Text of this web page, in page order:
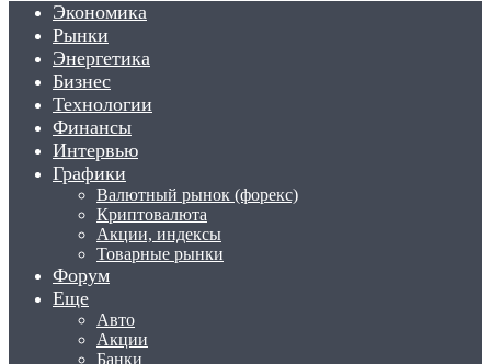
Экономика
Рынки
Энергетика
Бизнес
Технологии
Финансы
Интервью
Графики
Валютный рынок (форекс)
Криптовалюта
Акции, индексы
Товарные рынки
Форум
Еще
Авто
Акции
Банки